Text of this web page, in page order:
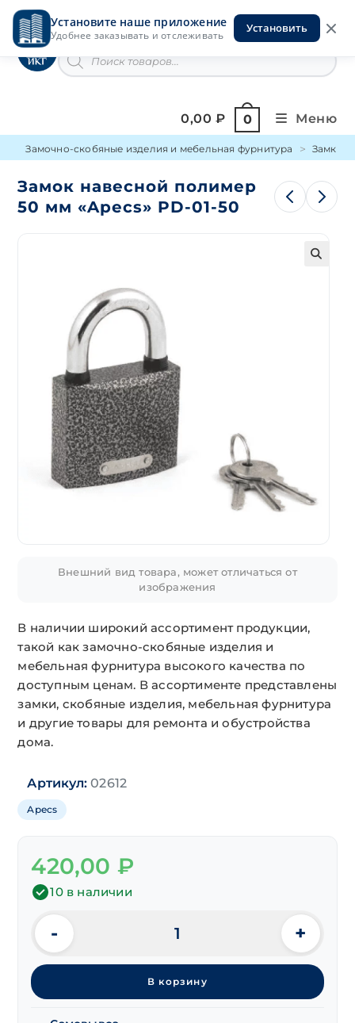
Установите наше приложение
Удобнее заказывать и отслеживать
Установить
Перейти
содержимомуИнструменты на Горской
товаров
0,00₽ 0 Меню
Замочно-скобяные изделия и мебельная фурнитура Замки
Замок навесной полимер
50 мм «Apecs» PD-01-50
Внешний вид товара, может отличаться от
изображения
В наличии широкий ассортимент продукции,
такой как замочно-скобяные изделия и
мебельная фурнитура высокого качества по
доступным ценам. В ассортименте представлены
замки, скобяные изделия, мебельная фурнитура
и другие товары для ремонта и обустройства
дома.
Артикул: 02612
Apecs
420,00 ₽
10 в наличии
Количество
товара
Замок
навесной
- +
В корзину